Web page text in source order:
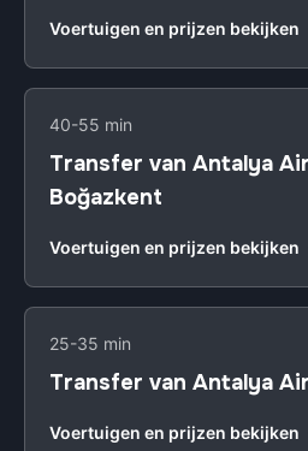
Voertuigen en prijzen bekijken
40-55 min
Transfer van Antalya
Boğazkent
Voertuigen en prijzen bekijken
25-35 min
Transfer van Antalya
Voertuigen en prijzen bekijken